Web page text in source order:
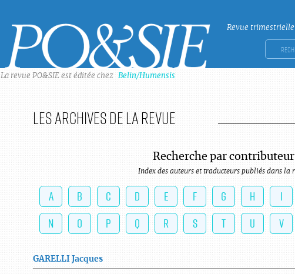
Revue trimestrielle
La revue PO&SIE est éditée chez Belin/Humensis
Les archives de la revue
Recherche par contributeur
Index des auteurs et traducteurs publiés dans la
A B C D E F G H I
N
O P Q R S T U V
GARELLI Jacques